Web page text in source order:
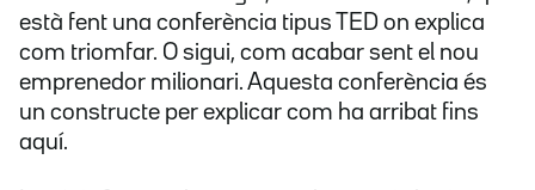
està fent una conferència tipus TED on explica
com triomfar. O sigui, com acabar sent el nou
emprenedor milionari. Aquesta conferència és
un constructe per explicar com ha arribat fins
aquí.